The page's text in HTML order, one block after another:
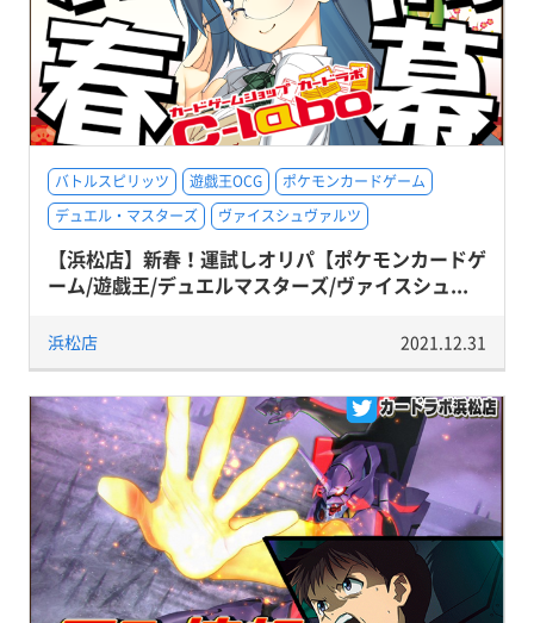
バトルスピリッツ 遊戯王OCG
ポケモンカードゲーム
デュエル・マスターズ
ヴァイスシュヴァルツ
【浜松店】新春！運試しオリパ【ポケモンカードゲ
ーム/遊戯王/デュエルマスターズ/ヴァイスシュ...
浜松店 2021.12.31